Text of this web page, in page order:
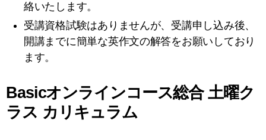
絡いたします。
受講資格試験はありませんが、受講申し込み後、
開講までに簡単な英作文の解答をお願いしており
ます。
Basicオンラインコース総合 土曜ク
ラス カリキュラム